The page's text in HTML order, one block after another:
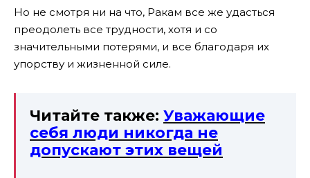
Но не смотря ни на что, Ракам все же удасться
преодолеть все трудности, хотя и со
значительными потерями, и все благодаря их
упорству и жизненной силе.
Читайте также: Уважающие
себя люди никогда не
допускают этих вещей